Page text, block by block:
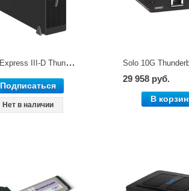
Echo Express III-D Thunderbolt 3 Edition внешний контейнер для подключения 3-х PCI-E карт Sonnet
Подписаться
Нет в наличии
29 958 руб.
В